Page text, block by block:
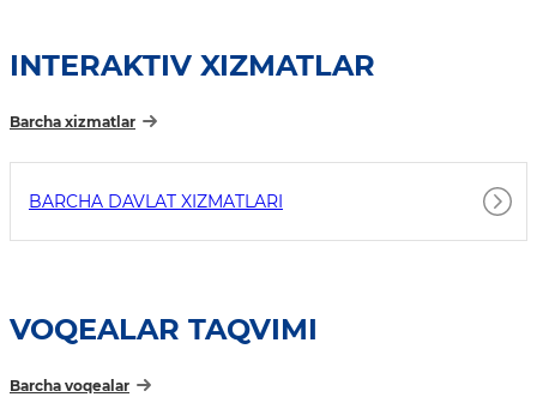
INTERAKTIV XIZMATLAR
Barcha xizmatlar
BARCHA DAVLAT XIZMATLARI
VOQEALAR TAQVIMI
Barcha voqealar